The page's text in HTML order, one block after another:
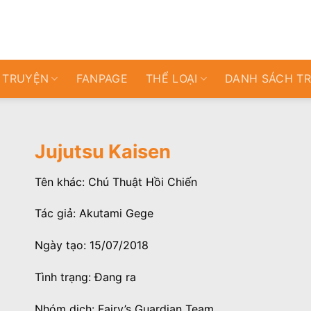
FANPAGE THỂ LOẠI DANH SÁCH
Jujutsu Kaisen
Tên khác: Chú Thuật Hồi Chiến
Tác giả: Akutami Gege
Ngày tạo: 15/07/2018
Tình trạng: Đang ra